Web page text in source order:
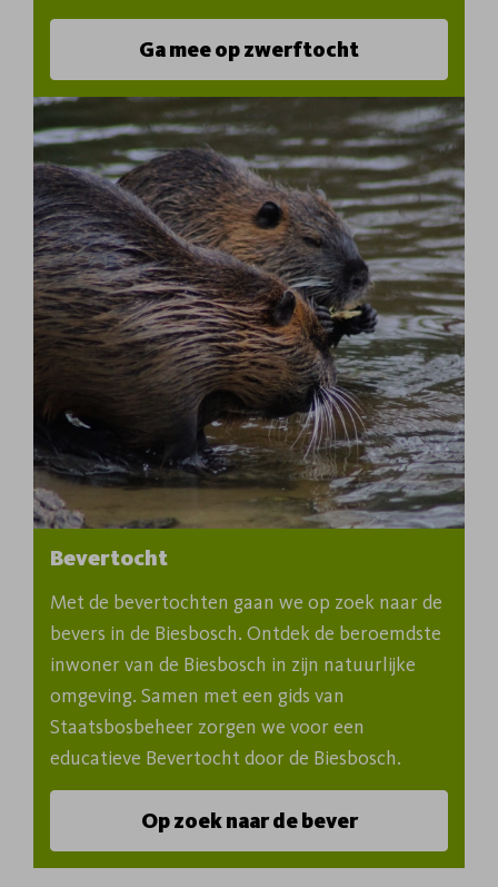
Ga mee op zwerftocht
Bevertocht
Met de bevertochten gaan we op zoek naar de
bevers in de Biesbosch. Ontdek de beroemdste
inwoner van de Biesbosch in zijn natuurlijke
omgeving. Samen met een gids van
Staatsbosbeheer zorgen we voor een
educatieve Bevertocht door de Biesbosch.
Op zoek naar de bever